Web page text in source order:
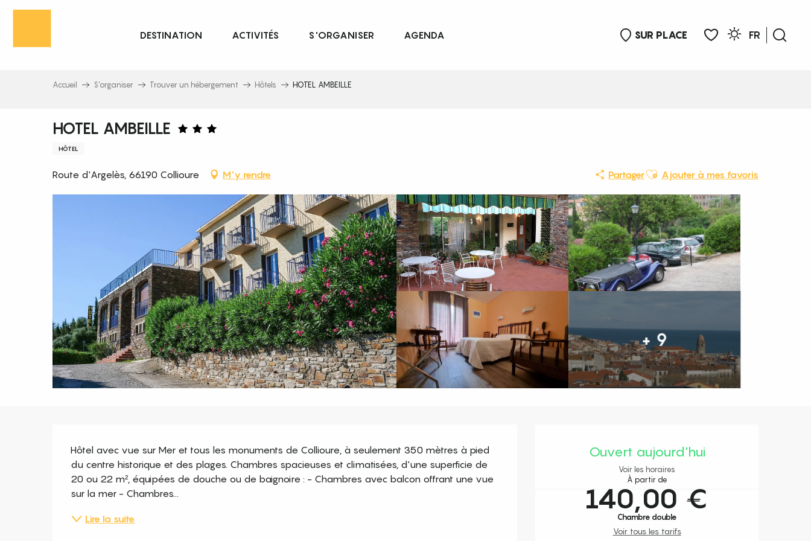
Aller
principal
SUR PLACE
FR
DESTINATION ACTIVITÉS S'ORGANISER AGENDA
Accueil S’organiser Trouver un hébergement Hôtels HOTEL AMBEILLE
HOTEL AMBEILLE
HÔTEL
Route d'Argelès, 66190 Collioure M'y rendre PartagerAjouter aux favoris
Ajouter à mes favoris
+ 9
Ouvert aujourd'hui
Voir les horaires
À partir de
140,00 €
Chambre double
Voir tous les tarifs
Description
Hôtel avec vue sur Mer et tous les monuments de Collioure, à seulement 350 mètres à pied
du centre historique et des plages. Chambres spacieuses et climatisées, d'une superficie de
20 ou 22 m², équipées de douche ou de baignoire : - Chambres avec balcon offrant une vue
sur la mer - Chambres...
Lire la suite